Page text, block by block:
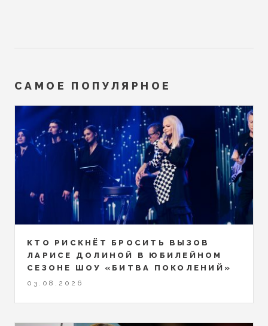
САМОЕ ПОПУЛЯРНОЕ
КТО РИСКНЁТ БРОСИТЬ ВЫЗОВ
ЛАРИСЕ ДОЛИНОЙ В ЮБИЛЕЙНОМ
СЕЗОНЕ ШОУ «БИТВА ПОКОЛЕНИЙ»
03.08.2026